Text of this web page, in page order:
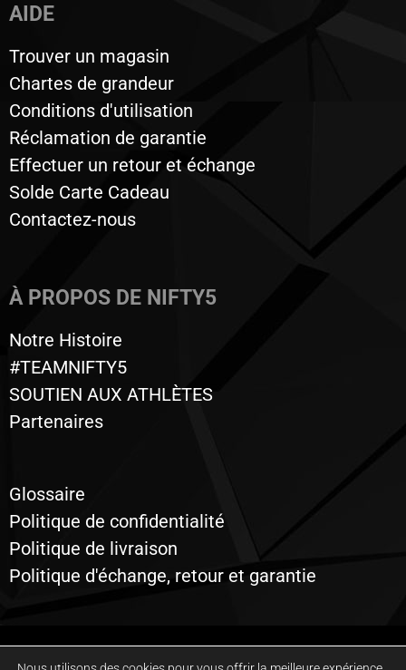
AIDE
Trouver un magasin
Chartes de grandeur
Conditions d'utilisation
Réclamation de garantie
Effectuer un retour et échange
Solde Carte Cadeau
Contactez-nous
À PROPOS DE NIFTY5
Notre Histoire
#TEAMNIFTY5
SOUTIEN AUX ATHLÈTES
Partenaires
Glossaire
Politique de confidentialité
Politique de livraison
Politique d'échange, retour et garantie